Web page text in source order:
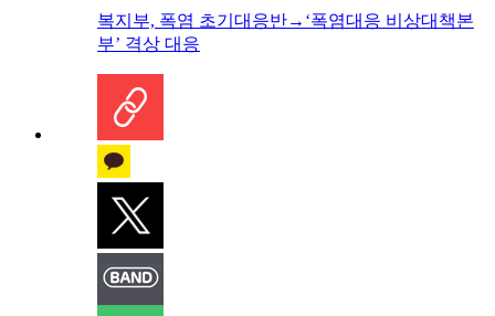
복지부, 폭염 초기대응반→‘폭염대응 비상대책본
부’ 격상 대응